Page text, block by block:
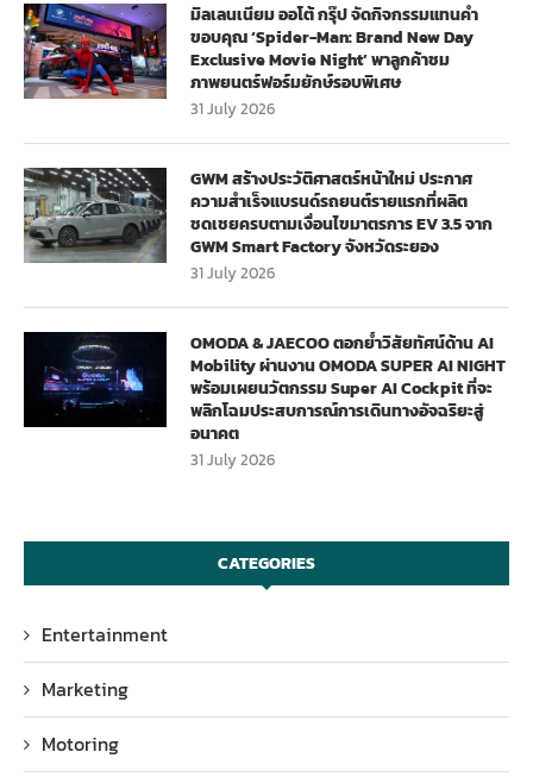
มิลเลนเนียม ออโต้ กรุ๊ป จัดกิจกรรมแทนคำ
ขอบคุณ ‘Spider-Man: Brand New Day
Exclusive Movie Night’ พาลูกค้าชม
ภาพยนตร์ฟอร์มยักษ์รอบพิเศษ
31 July 2026
GWM สร้างประวัติศาสตร์หน้าใหม่ ประกาศ
ความสำเร็จแบรนด์รถยนต์รายแรกที่ผลิต
ชดเชยครบตามเงื่อนไขมาตรการ EV 3.5 จาก
GWM Smart Factory จังหวัดระยอง
31 July 2026
OMODA & JAECOO ตอกย้ำวิสัยทัศน์ด้าน AI
Mobility ผ่านงาน OMODA SUPER AI NIGHT
พร้อมเผยนวัตกรรม Super AI Cockpit ที่จะ
พลิกโฉมประสบการณ์การเดินทางอัจฉริยะสู่
อนาคต
31 July 2026
CATEGORIES
Entertainment
Marketing
Motoring